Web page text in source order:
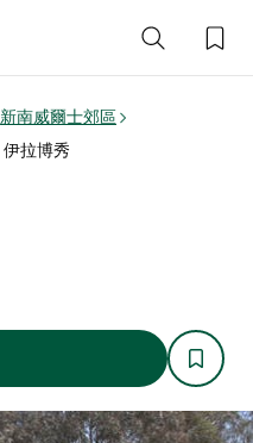
新南威爾士郊區
伊拉博秀